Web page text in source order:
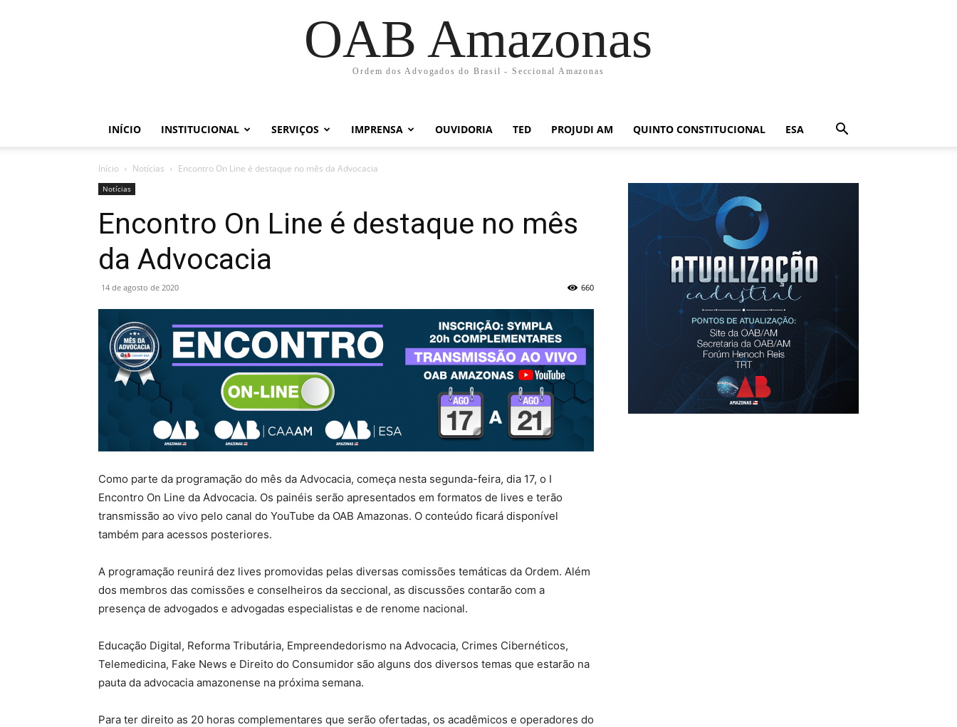
OAB Amazonas
Ordem dos Advogados do Brasil - Seccional Amazonas
INÍCIO INSTITUCIONAL SERVIÇOS IMPRENSA OUVIDORIA TED PROJUDI AM QUINTO CONSTITUCIONAL ESA
Início Notícias Encontro On Line é destaque no mês da Advocacia
Notícias
Encontro On Line é destaque no mês
da Advocacia
14 de agosto de 2020 660
Como parte da programação do mês da Advocacia, começa nesta segunda-feira, dia 17, o I
Encontro On Line da Advocacia. Os painéis serão apresentados em formatos de lives e terão
transmissão ao vivo pelo canal do YouTube da OAB Amazonas. O conteúdo ficará disponível
também para acessos posteriores.
A programação reunirá dez lives promovidas pelas diversas comissões temáticas da Ordem. Além
dos membros das comissões e conselheiros da seccional, as discussões contarão com a
presença de advogados e advogadas especialistas e de renome nacional.
Educação Digital, Reforma Tributária, Empreendedorismo na Advocacia, Crimes Cibernéticos,
Telemedicina, Fake News e Direito do Consumidor são alguns dos diversos temas que estarão na
pauta da advocacia amazonense na próxima semana.
Para ter direito as 20 horas complementares que serão ofertadas, os acadêmicos e operadores do